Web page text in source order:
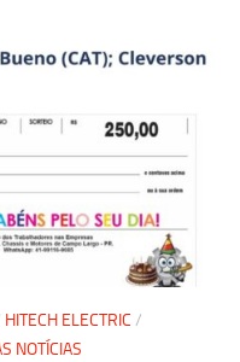
HITECH ELECTRIC /
NOTÍCIAS